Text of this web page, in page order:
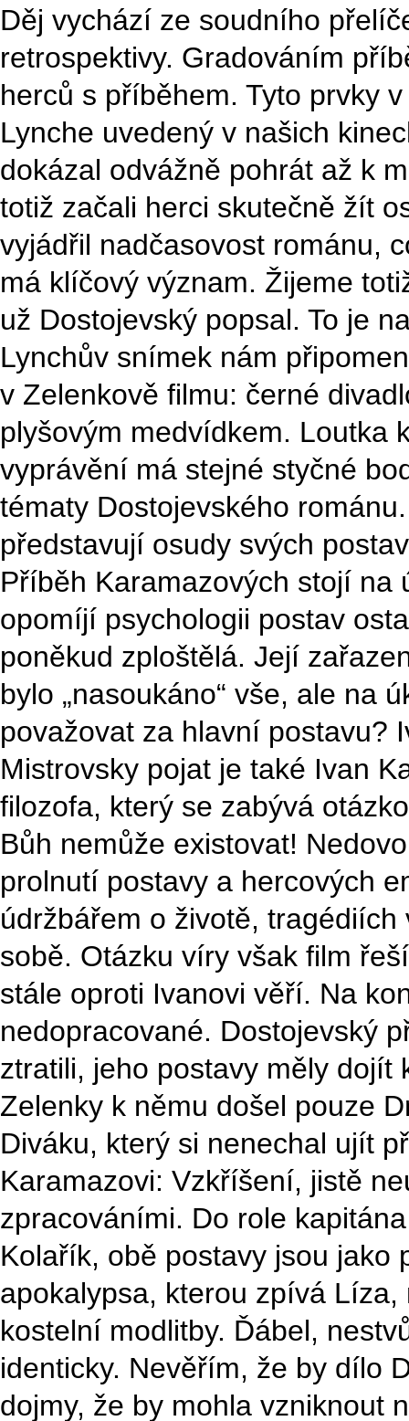
Děj vychází ze soudního
retrospektivy. Gradováním
herců s příběhem. Tyto prvky
Lynche uvedený v našich
dokázal odvážně pohrát až k
totiž začali herci skutečně žít
vyjádřil nadčasovost románu,
má klíčový význam. Žijeme
už Dostojevský popsal. To je
Lynchův snímek nám
v Zelenkově filmu: černé
plyšovým medvídkem. Loutka
vyprávění má stejné styčné
tématy Dostojevského
představují osudy svých
Příběh Karamazových stojí na
opomíjí psychologii postav
poněkud zploštělá. Její
bylo „nasoukáno“ vše, ale na
považovat za hlavní postavu?
Mistrovsky pojat je také Ivan
filozofa, který se zabývá
Bůh nemůže existovat!
prolnutí postavy a hercových
údržbářem o životě,
sobě. Otázku víry však film
stále oproti Ivanovi věří. Na
nedopracované. Dostojevský
ztratili, jeho postavy měly dojít
Zelenky k němu došel pouze
Diváku, který si nenechal ujít
Karamazovi: Vzkříšení, jistě
zpracováními. Do role
Kolařík, obě postavy jsou jako
apokalypsa, kterou zpívá
kostelní modlitby. Ďábel,
identicky. Nevěřím, že by dílo
dojmy, že by mohla vzniknout